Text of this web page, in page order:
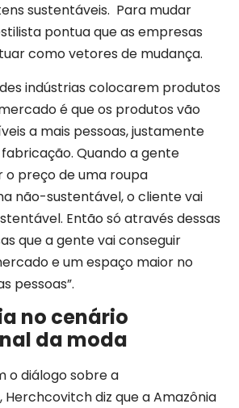
sustentáveis. Para mudar
pontua que as empresas
como vetores de mudança.
indústrias colocarem produtos
é que os produtos vão
a mais pessoas, justamente
Quando a gente
o preço de uma roupa
não-sustentável, o cliente vai
Então só através dessas
que a gente vai conseguir
e um espaço maior no
pessoas”.
no cenário
da moda
o diálogo sobre a
diz que a Amazônia